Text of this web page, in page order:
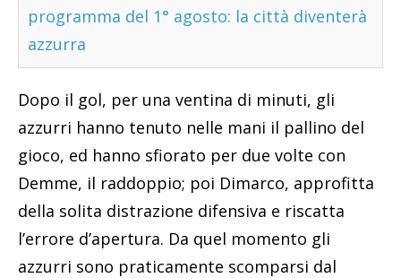
programma del 1° agosto: la città diventerà
azzurra
Dopo il gol, per una ventina di minuti, gli
azzurri hanno tenuto nelle mani il pallino del
gioco, ed hanno sfiorato per due volte con
Demme, il raddoppio; poi Dimarco, approfitta
della solita distrazione difensiva e riscatta
l’errore d’apertura. Da quel momento gli
azzurri sono praticamente scomparsi dal